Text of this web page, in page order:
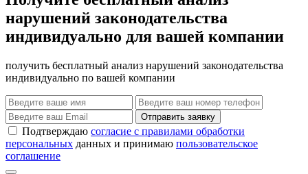
нарушений законодательства
индивидуально для вашей компании
получить бесплатный анализ нарушений законодательства
индивидуально по вашей компании
Отправить заявку
Подтверждаю согласие с правилами обработки
персональных данных и принимаю пользовательское
соглашение